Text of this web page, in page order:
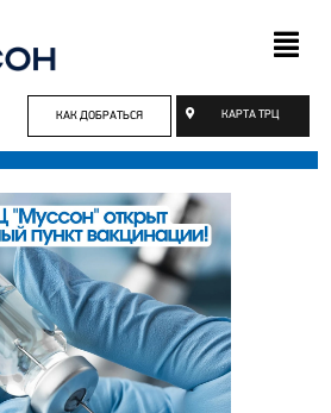
КАК ДОБРАТЬСЯ КАРТА ТРЦ